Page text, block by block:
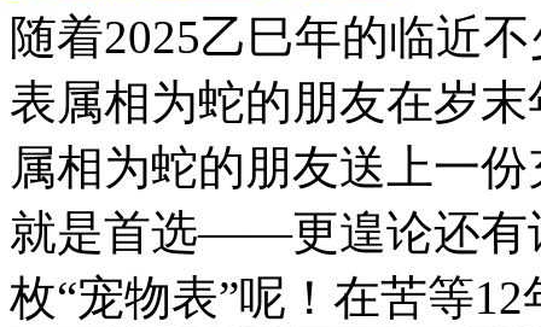
随着2025乙巳年的临近
表属相为蛇的朋友在岁
属相为蛇的朋友送上一
就是首选——更遑论还有
枚“宠物表”呢！在苦等